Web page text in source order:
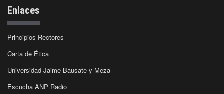
Enlaces
Principios Rectores
Carta de Ética
Universidad Jaime Bausate y Meza
Escucha ANP Radio